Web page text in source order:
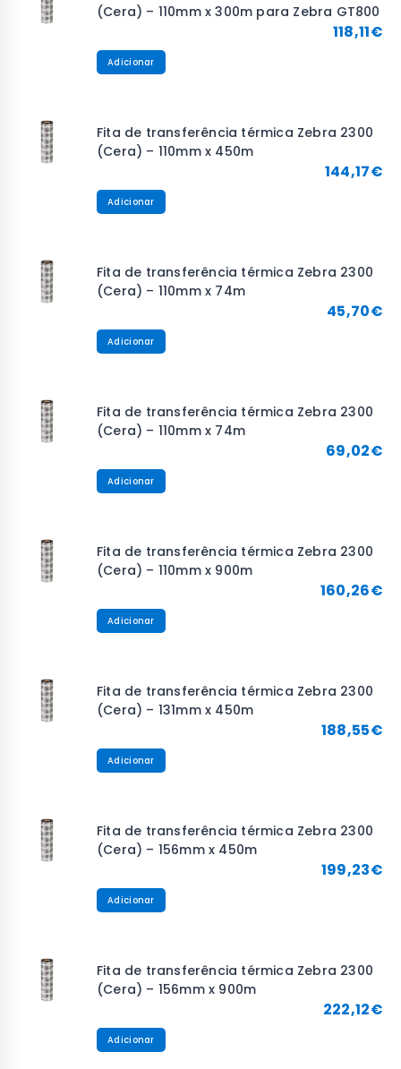
(Cera) – 110mm x 300m para Zebra GT800
118,11€
Adicionar
Fita de transferência térmica Zebra 2300
(Cera) – 110mm x 450m
144,17€
Adicionar
Fita de transferência térmica Zebra 2300
(Cera) – 110mm x 74m
45,70€
Adicionar
Fita de transferência térmica Zebra 2300
(Cera) – 110mm x 74m
69,02€
Adicionar
Fita de transferência térmica Zebra 2300
(Cera) – 110mm x 900m
160,26€
Adicionar
Fita de transferência térmica Zebra 2300
(Cera) – 131mm x 450m
188,55€
Adicionar
Fita de transferência térmica Zebra 2300
(Cera) – 156mm x 450m
199,23€
Adicionar
Fita de transferência térmica Zebra 2300
(Cera) – 156mm x 900m
222,12€
Adicionar